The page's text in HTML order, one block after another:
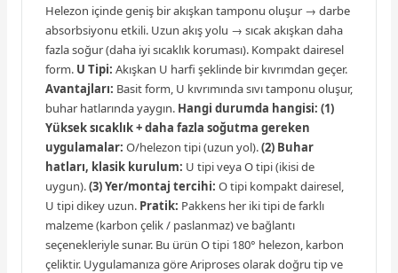
Helezon içinde geniş bir akışkan tamponu oluşur → darbe
absorbsiyonu etkili. Uzun akış yolu → sıcak akışkan daha
fazla soğur (daha iyi sıcaklık koruması). Kompakt dairesel
form. U Tipi: Akışkan U harfi şeklinde bir kıvrımdan geçer.
Avantajları: Basit form, U kıvrımında sıvı tamponu oluşur,
buhar hatlarında yaygın. Hangi durumda hangisi: (1)
Yüksek sıcaklık + daha fazla soğutma gereken
uygulamalar: O/helezon tipi (uzun yol).(2) Buhar
hatları, klasik kurulum: U tipi veya O tipi (ikisi de
uygun).(3) Yer/montaj tercihi: O tipi kompakt dairesel,
U tipi dikey uzun. Pratik: Pakkens her iki tipi de farklı
malzeme (karbon çelik / paslanmaz) ve bağlantı
seçenekleriyle sunar. Bu ürün O tipi 180° helezon, karbon
çeliktir. Uygulamanıza göre Ariproses olarak doğru tip ve